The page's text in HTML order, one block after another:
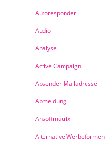
Autoresponder
Audio
Analyse
Active Campaign
Absender-Mailadresse
Abmeldung
Ansoffmatrix
Alternative Werbeformen